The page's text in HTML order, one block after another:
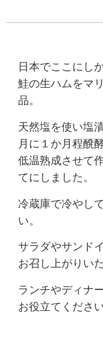
日本でここにし
鮭の生ハムをマ
品。
天然塩を使い塩
月に１か月程醗
低温熟成させて
てにしました。
冷蔵庫で冷やし
い。
サラダやサンド
お召し上がりい
ランチやディナ
お役立てください